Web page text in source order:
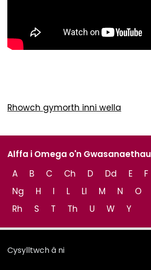
Rhowch gymorth inni wella
Alffa i Omega o'n Gwasanaethau
A
B C Ch D Dd E F
Ng
H I L Ll M N O
Rh
S T Th U W Y
Cysylltwch â ni